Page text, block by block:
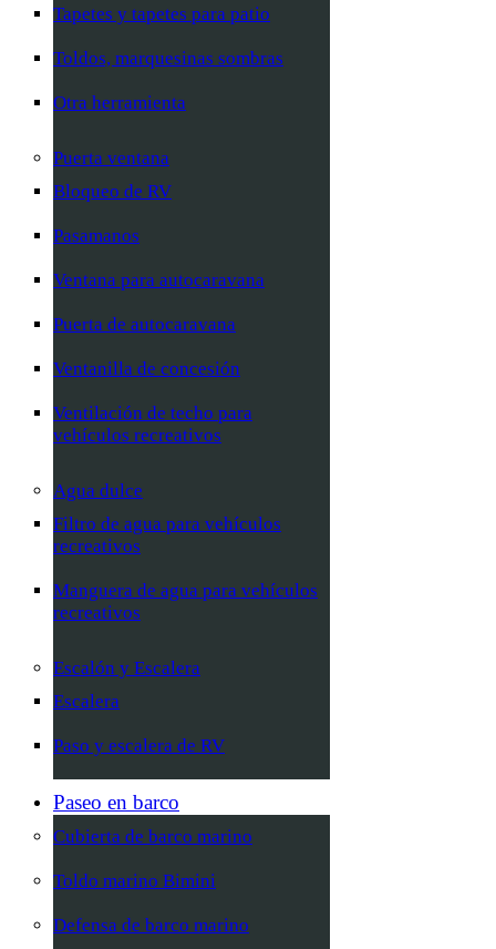
Tapetes y tapetes para patio
Toldos, marquesinas sombras
Otra herramienta
Puerta ventana
Bloqueo de RV
Pasamanos
Ventana para autocaravana
Puerta de autocaravana
Ventanilla de concesión
Ventilación de techo para
vehículos recreativos
Agua dulce
Filtro de agua para vehículos
recreativos
Manguera de agua para vehículos
recreativos
Escalón y Escalera
Escalera
Paso y escalera de RV
Paseo en barco
Cubierta de barco marino
Toldo marino Bimini
Defensa de barco marino